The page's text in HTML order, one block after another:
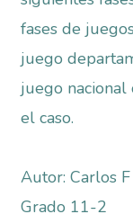
fases de
juego
juego nacional
el caso.
Autor: Carlos F
Grado 11-2